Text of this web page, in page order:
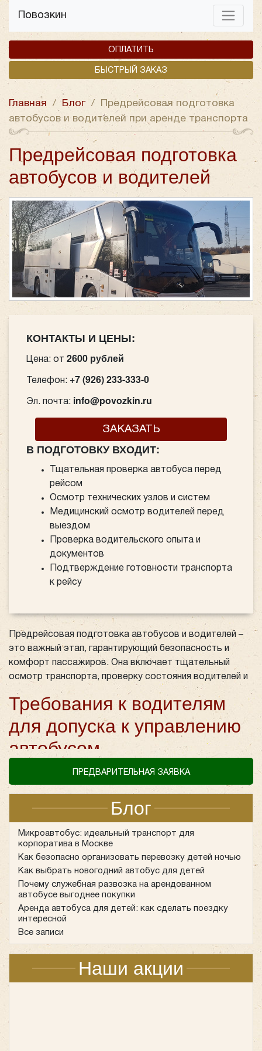
Повозкин
ОПЛАТИТЬ
БЫСТРЫЙ ЗАКАЗ
ПРЕДВАРИТЕЛЬНАЯ ЗАЯВКА
Блог
Микроавтобус: идеальный транспорт для
корпоратива в Москве
Как безопасно организовать перевозку детей ночью
Как выбрать новогодний автобус для детей
Почему служебная развозка на арендованном
автобусе выгоднее покупки
Аренда автобуса для детей: как сделать поездку
интересной
Все записи
Наши акции
Главная / Блог /
Предрейсовая подготовка
автобусов и водителей при аренде транспорта
Предрейсовая подготовка
автобусов и водителей
КОНТАКТЫ И ЦЕНЫ:
Цена: от 2600 рублей
Телефон: +7 (926) 233-333-0
Эл. почта: info@povozkin.ru
ЗАКАЗАТЬ
В ПОДГОТОВКУ ВХОДИТ:
Тщательная проверка автобуса перед
рейсом
Осмотр технических узлов и систем
Медицинский осмотр водителей перед
выездом
Проверка водительского опыта и
документов
Подтверждение готовности транспорта
к рейсу
Предрейсовая подготовка автобусов и водителей –
это важный этап, гарантирующий безопасность и
комфорт пассажиров. Она включает тщательный
осмотр транспорта, проверку состояния водителей и
наличие всех необходимых документов перед
выходом в рейс. Такой комплексный подход
позволяет обеспечить надежность
аренды автобуса
для перевозок и предупредить возможные
неисправности в пути.
Осмотр автобуса перед
выходом в рейс
проверка технического состояния автобуса. Это
обязательная процедура, которая помогает выявить
возможные неисправности и предупредить поломки в
пути. Подготовка к рейсу включает проверку
нескольких важных систем и узлов транспорта:
Требования к водителям
для допуска к управлению
автобусом
Не каждый водитель может быть допущен к
управлению автобусом при аренде. Перед выходом в
которые включают медицинское обследование и
проверку на наличие необходимого опыта. Водитель
должен соответствовать ряду требований: